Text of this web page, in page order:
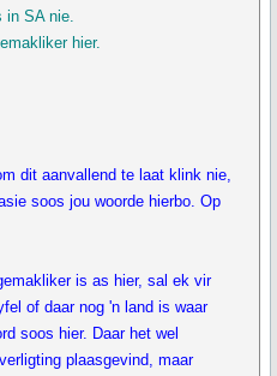
in SA nie.
hier.
dit aanvallend te laat klink nie,
soos jou woorde hierbo. Op
is as hier, sal ek vir
of daar nog 'n land is waar
soos hier. Daar het wel
plaasgevind, maar